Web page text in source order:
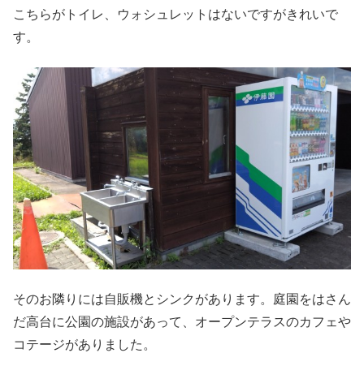
こちらがトイレ、ウォシュレットはないですがきれいで
す。
そのお隣りには自販機とシンクがあります。庭園をはさん
だ高台に公園の施設があって、オープンテラスのカフェや
コテージがありました。